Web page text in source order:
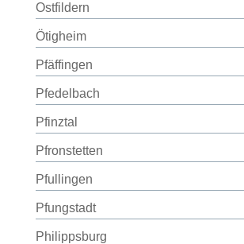
Ostfildern
Ötigheim
Pfäffingen
Pfedelbach
Pfinztal
Pfronstetten
Pfullingen
Pfungstadt
Philippsburg